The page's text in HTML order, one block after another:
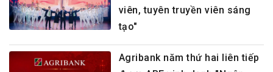
viên, tuyên truyền viên sáng
tạo"
Agribank năm thứ hai liên tiếp